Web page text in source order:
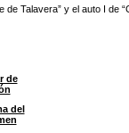
Talavera” y el auto I de
de
del